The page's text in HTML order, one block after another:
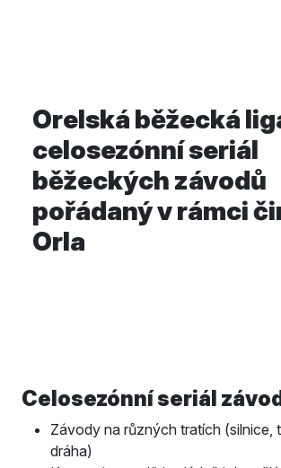
Orelská běžecká
celosezónní seriál
běžeckých závodů
pořádaný v rámci
Orla
Celosezónní seriál
Závody na různých tratích (silnice,
dráha)